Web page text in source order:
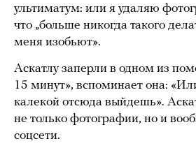
ультиматум: или я удаляю
что „больше никогда такого
меня изобьют».
Аскатлу заперли в одном из
15 минут», вспоминает она:
калекой отсюда выйдешь».
не только фотографии, но и
соцсети.